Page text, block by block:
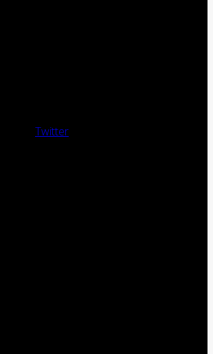
Twitter